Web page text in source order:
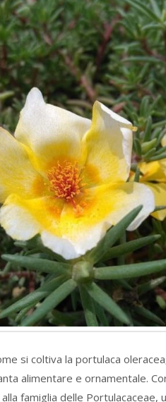
si coltiva la portulaca
alimentare e ornamentale.
famiglia delle Portulacaceae,